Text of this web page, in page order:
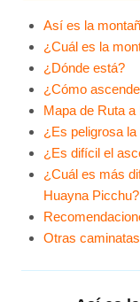
Así es la
¿Cuál es la
¿Dónde está?
¿Cómo
Mapa de Ruta
¿Es peligrosa
¿Es difícil el
¿Cuál es más
Huayna Picchu?
Otras